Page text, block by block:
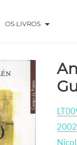
OS LIVROS arrow_drop_down
2002